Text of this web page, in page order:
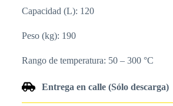
Capacidad (L): 120
Peso (kg): 190
Rango de temperatura: 50 – 300 °C
Entrega en calle (Sólo descarga)